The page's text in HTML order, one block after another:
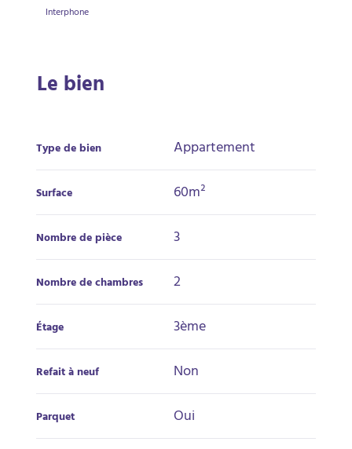
Interphone
Le bien
Type de bien Appartement
Surface 60m²
Nombre de pièce 3
Nombre de chambres 2
Étage 3ème
Refait à neuf Non
Parquet Oui